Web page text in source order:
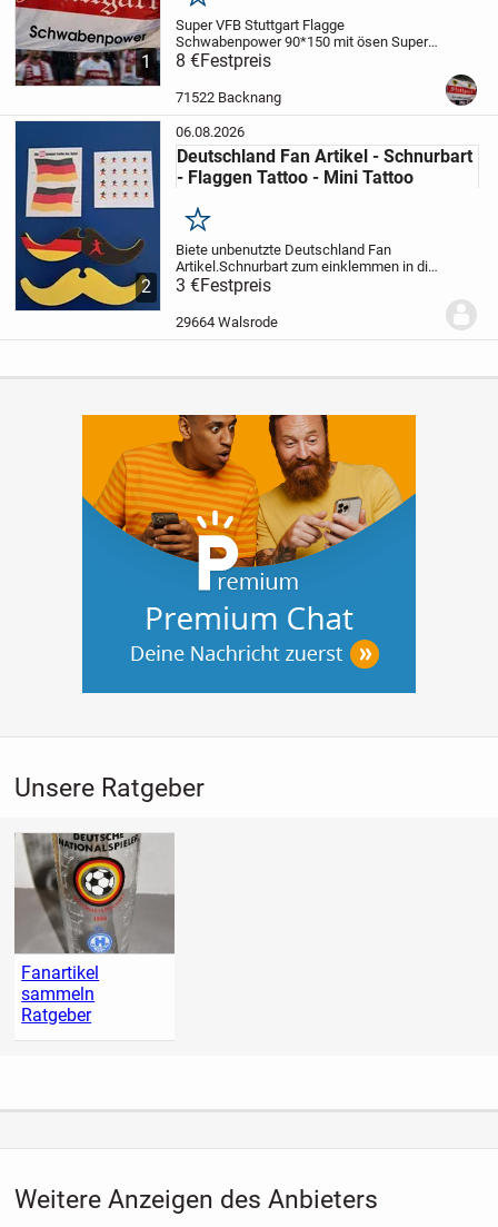
1
Super VFB Stuttgart Flagge
Schwabenpower 90*150 mit ösen Super
Farben für Stuttgart Fans !!!
Abholung Möglich
nur Über PlaypalKein direktkauf
80 Euro
8 €Festpreis
71522 Backnang
2
06.08.2026
Deutschland Fan Artikel - Schnurbart
- Flaggen Tattoo - Mini Tattoo
Merken
Biete unbenutzte Deutschland Fan
Artikel.Schnurbart zum einklemmen in die
NaseFlaggen Tattoo
Fingernägel
3er Set, wie auf den Bild 3 Euro +...
3 €Festpreis
29664 Walsrode
Unsere Ratgeber
Fanartikel
sammeln
Ratgeber
Weitere Anzeigen des Anbieters